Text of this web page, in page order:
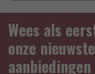
Wees als
onze
aanbiedingen